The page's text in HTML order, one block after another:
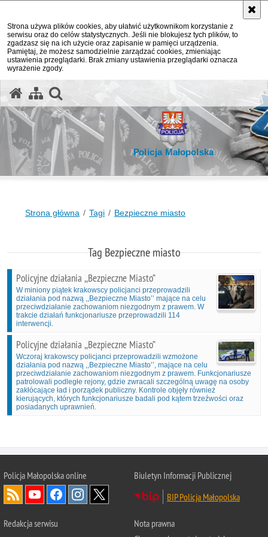
Strona używa plików cookies, aby ułatwić użytkownikom korzystanie z
serwisu oraz do celów statystycznych. Jeśli nie blokujesz tych plików, to
zgadzasz się na ich użycie oraz zapisanie w pamięci urządzenia.
Pamiętaj, że możesz samodzielnie zarządzać cookies, zmieniając
ustawienia przeglądarki. Brak zmiany ustawienia przeglądarki oznacza
wyrażenie zgody.
Policja Małopolska
Strona główna Tagi Bezpieczne miasto
Tag Bezpieczne miasto
Policyjne działania ,,Bezpieczne Miasto”
W miniony piątek krakowscy policjanci przeprowadzili
działania pod nazwą ,,Bezpieczne Miasto’’ mające na celu
przeciwdziałanie zachowaniom niezgodnym z prawem. W
trakcie działań funkcjonariusze przeprowadzili 114
interwencji.
Policyjne działania ,,Bezpieczne Miasto”
Wczoraj krakowscy policjanci przeprowadzili wzmożone
działania pod nazwą ,,Bezpieczne Miasto’’, mające na celu
przeciwdziałanie zachowaniom niezgodnym z prawem. Funkcjonariusze
patrolowali podległe rejony, gdzie zwracali szczególną uwagę na osoby
zakłócające ład i porządek publiczny. Kontrole objęły również
kierujących, których funkcjonariusze badali pod kątem trzeźwości oraz
posiadanych uprawnień.
Policja Małopolska online
Biuletyn Informacji Publicznej
BIP Policja Małopolska
Redakcja serwisu
Nota prawna